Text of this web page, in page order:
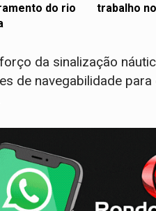
do rio
trabalho
da sinalização
de navegabilidade para